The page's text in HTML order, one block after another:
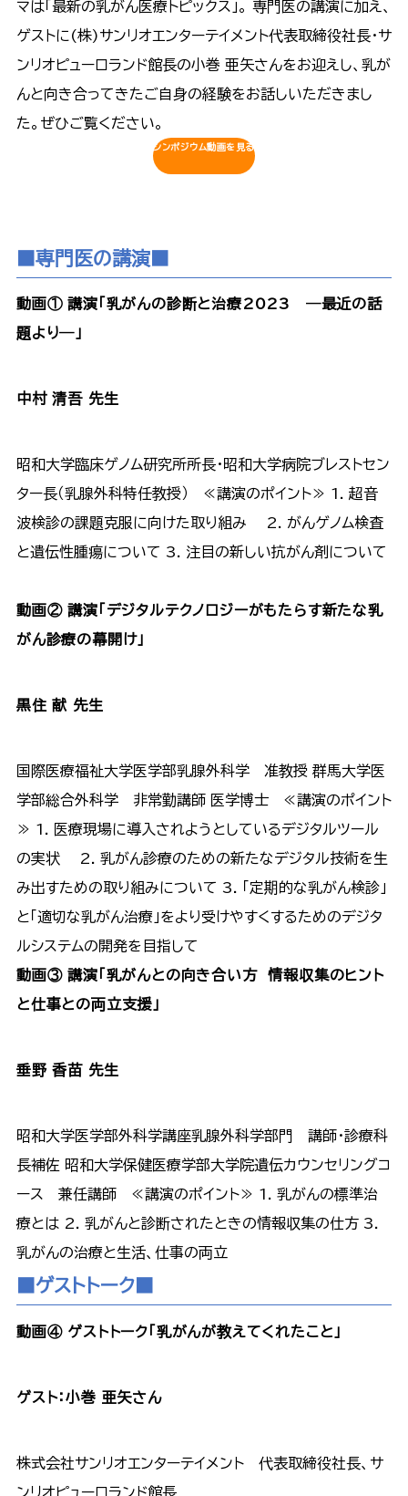
マは「最新の乳がん医療トピックス」。 専門医の講演に加え、
ゲストに(株)サンリオエンターテイメント代表取締役社長・サ
ンリオピューロランド館長の小巻 亜矢さんをお迎えし、乳が
んと向き合ってきたご自身の経験をお話しいただきまし
た。ぜひご覧ください。
シンポジウム動画を見る
■専門医の講演■
動画① 講演「乳がんの診断と治療2023 ―最近の話
題より―」
中村 清吾 先生
昭和大学臨床ゲノム研究所所長・昭和大学病院ブレストセン
ター長（乳腺外科特任教授） ≪講演のポイント≫ 1. 超音
波検診の課題克服に向けた取り組み 2. がんゲノム検査
と遺伝性腫瘍について 3. 注目の新しい抗がん剤について
動画② 講演「デジタルテクノロジーがもたらす新たな乳
がん診療の幕開け」
黒住 献 先生
国際医療福祉大学医学部乳腺外科学 准教授 群馬大学医
学部総合外科学 非常勤講師 医学博士 ≪講演のポイント
≫ 1. 医療現場に導入されようとしているデジタルツール
の実状 2. 乳がん診療のための新たなデジタル技術を生
み出すための取り組みについて 3. 「定期的な乳がん検診」
と「適切な乳がん治療」をより受けやすくするためのデジタ
ルシステムの開発を目指して
動画③ 講演「乳がんとの向き合い方 情報収集のヒント
と仕事との両立支援」
垂野 香苗 先生
昭和大学医学部外科学講座乳腺外科学部門 講師・診療科
長補佐 昭和大学保健医療学部大学院遺伝カウンセリングコ
ース 兼任講師 ≪講演のポイント≫ 1. 乳がんの標準治
療とは 2. 乳がんと診断されたときの情報収集の仕方 3.
乳がんの治療と生活、仕事の両立
■ゲストトーク■
動画④ ゲストトーク「乳がんが教えてくれたこと」
ゲスト：小巻 亜矢さん
株式会社サンリオエンターテイメント 代表取締役社長、サ
ンリオピューロランド館長